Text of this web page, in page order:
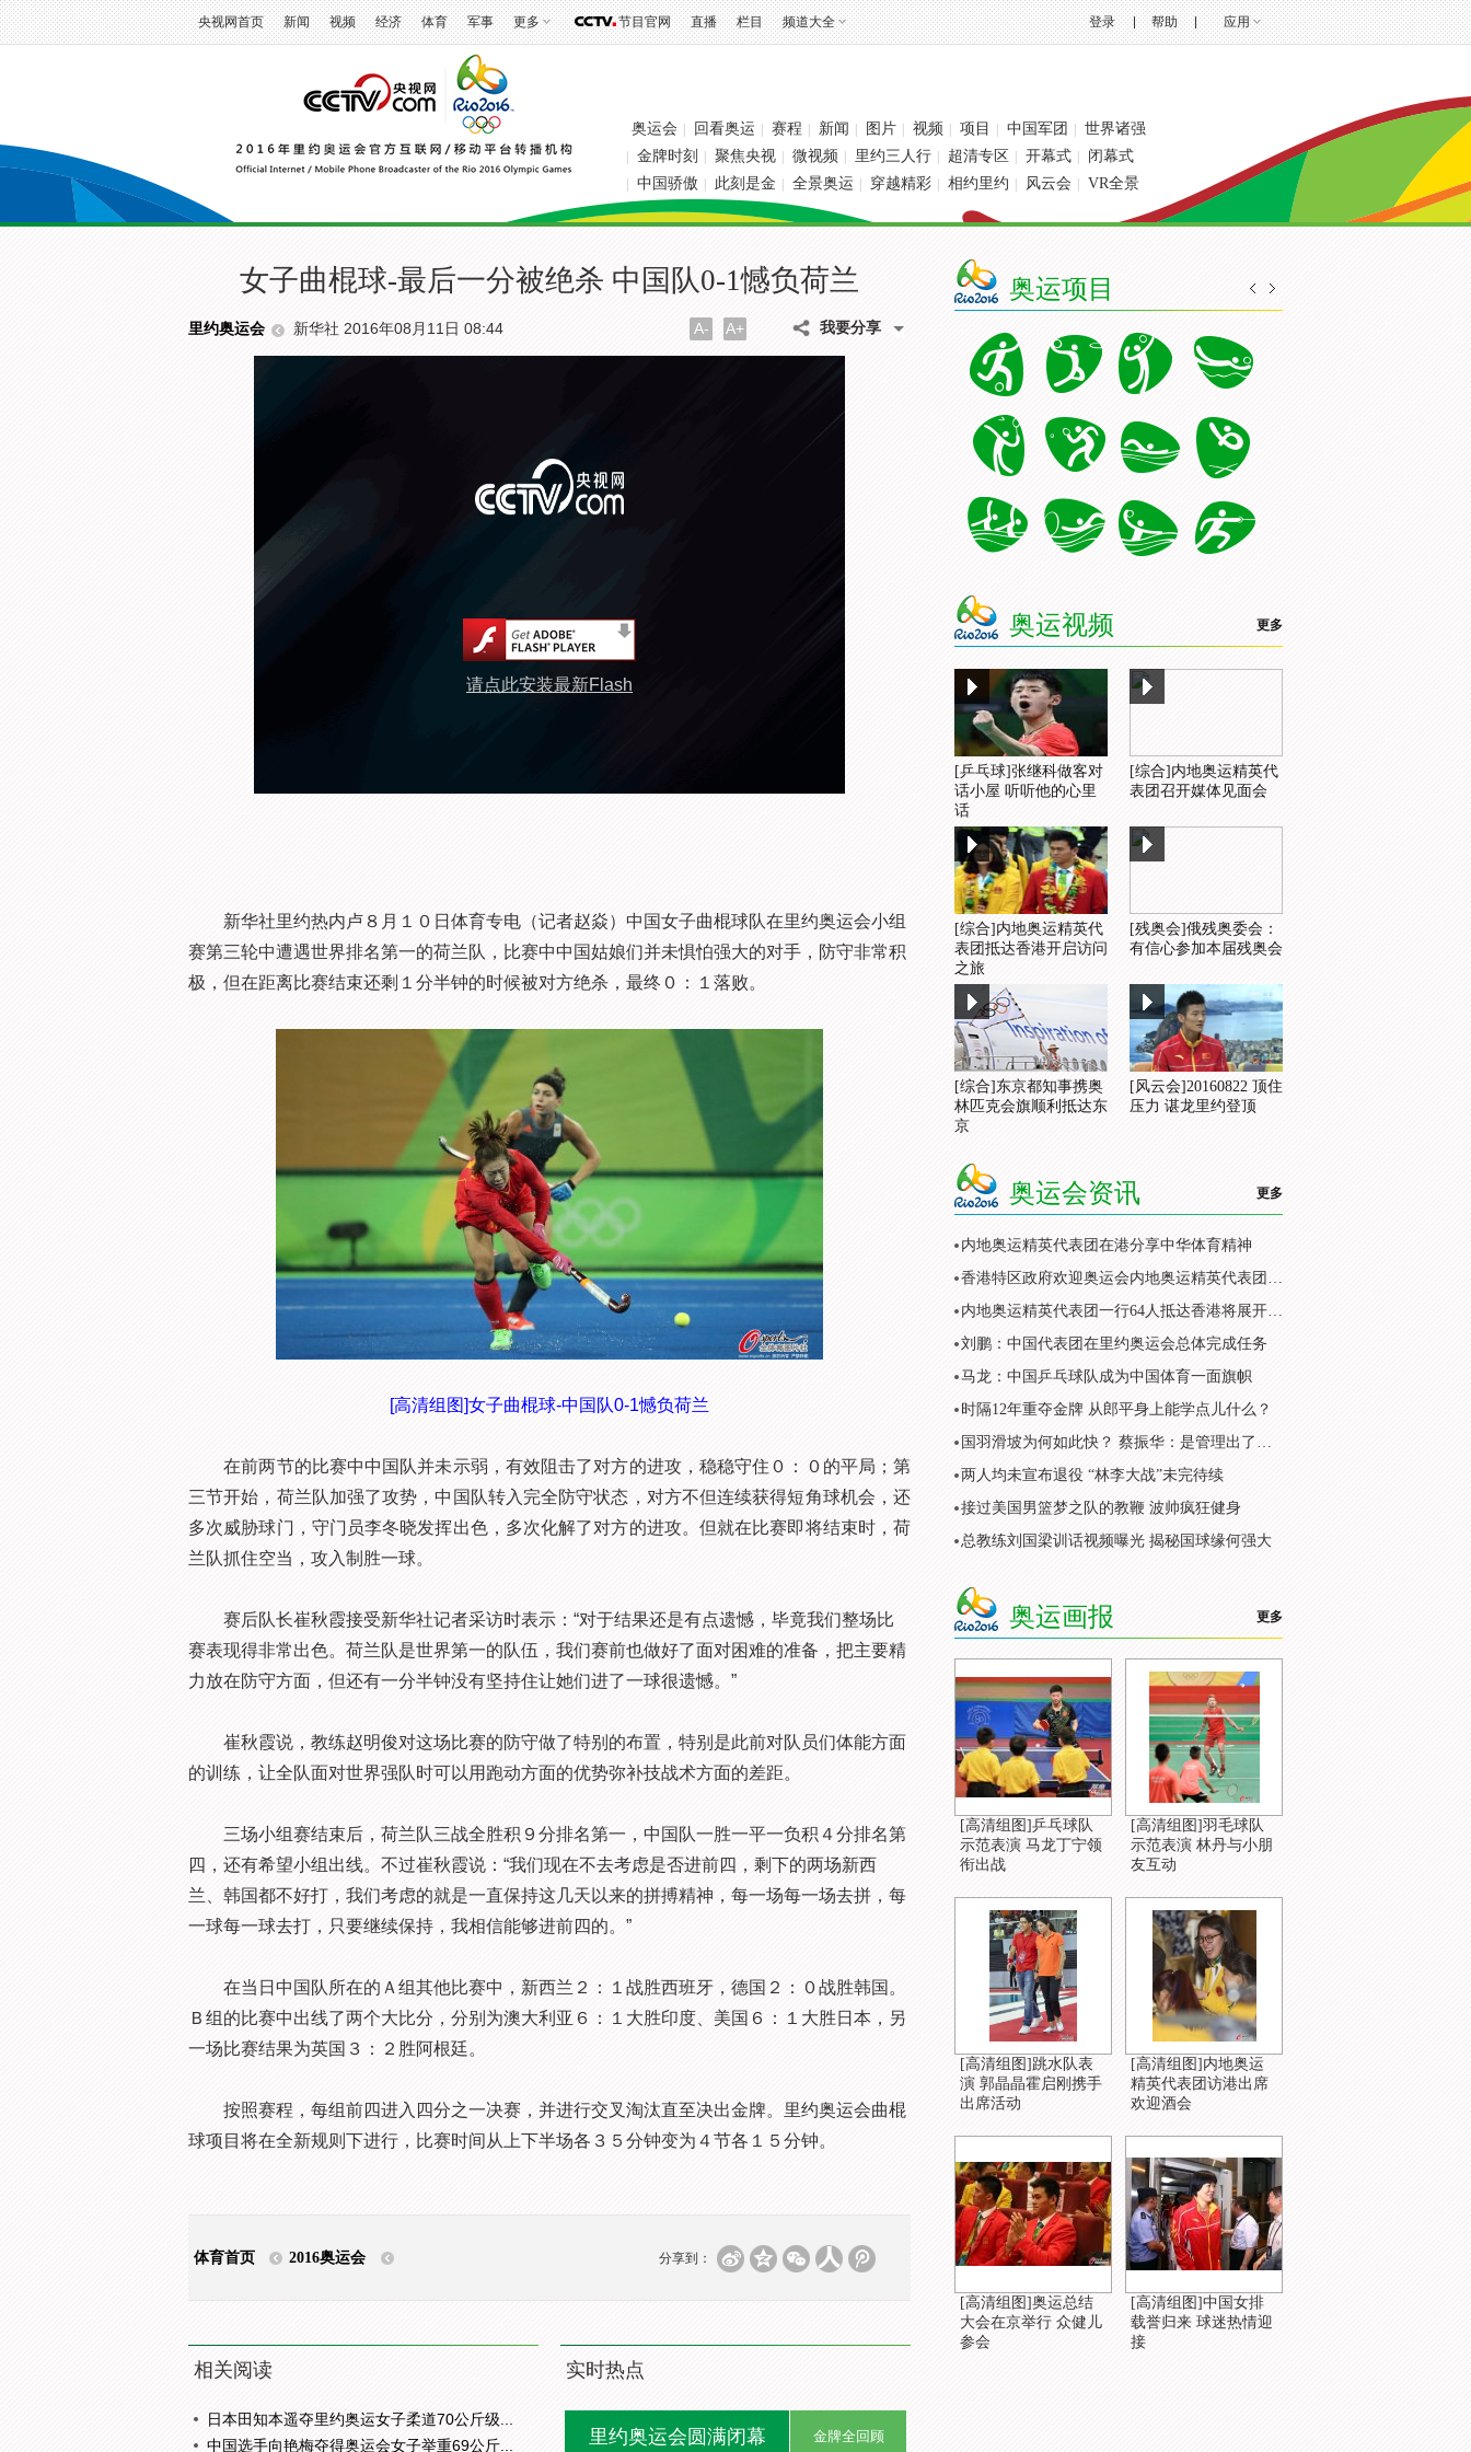
央视网首页 新闻 视频 经济 体育 军事 更多 节目官网 直播 栏目 频道大全 帮助 应用
登录
奥运会 回看奥运 赛程 新闻 图片 视频 项目 中国军团 世界诸强
金牌时刻 聚焦央视 微视频 里约三人行 超清专区 开幕式 闭幕式
中国骄傲 此刻是金 全景奥运 穿越精彩 相约里约 风云会 VR全景
女子曲棍球-最后一分被绝杀 中国队0-1憾负荷兰
里约奥运会 新华社 2016年08月11日 08:44 A- A+ 我要分享
请点此安装最新Flash
新华社里约热内卢８月１０日体育专电（记者赵焱）中国女子曲棍球队在里约奥运会小组
赛第三轮中遭遇世界排名第一的荷兰队，比赛中中国姑娘们并未惧怕强大的对手，防守非常积
极，但在距离比赛结束还剩１分半钟的时候被对方绝杀，最终０：１落败。
[高清组图]女子曲棍球-中国队0-1憾负荷兰
在前两节的比赛中中国队并未示弱，有效阻击了对方的进攻，稳稳守住０：０的平局；第
三节开始，荷兰队加强了攻势，中国队转入完全防守状态，对方不但连续获得短角球机会，还
多次威胁球门，守门员李冬晓发挥出色，多次化解了对方的进攻。但就在比赛即将结束时，荷
兰队抓住空当，攻入制胜一球。
赛后队长崔秋霞接受新华社记者采访时表示：“对于结果还是有点遗憾，毕竟我们整场比
赛表现得非常出色。荷兰队是世界第一的队伍，我们赛前也做好了面对困难的准备，把主要精
力放在防守方面，但还有一分半钟没有坚持住让她们进了一球很遗憾。”
崔秋霞说，教练赵明俊对这场比赛的防守做了特别的布置，特别是此前对队员们体能方面
的训练，让全队面对世界强队时可以用跑动方面的优势弥补技战术方面的差距。
三场小组赛结束后，荷兰队三战全胜积９分排名第一，中国队一胜一平一负积４分排名第
四，还有希望小组出线。不过崔秋霞说：“我们现在不去考虑是否进前四，剩下的两场新西
兰、韩国都不好打，我们考虑的就是一直保持这几天以来的拼搏精神，每一场每一场去拼，每
一球每一球去打，只要继续保持，我相信能够进前四的。”
在当日中国队所在的Ａ组其他比赛中，新西兰２：１战胜西班牙，德国２：０战胜韩国。
Ｂ组的比赛中出线了两个大比分，分别为澳大利亚６：１大胜印度、美国６：１大胜日本，另
一场比赛结果为英国３：２胜阿根廷。
按照赛程，每组前四进入四分之一决赛，并进行交叉淘汰直至决出金牌。里约奥运会曲棍
球项目将在全新规则下进行，比赛时间从上下半场各３５分钟变为４节各１５分钟。
体育首页 2016奥运会 分享到：
相关阅读
日本田知本遥夺里约奥运女子柔道70公斤级...
中国选手向艳梅夺得奥运会女子举重69公斤...
实时热点
里约奥运会圆满闭幕 金牌全回顾
奥运项目
奥运视频 更多
[乒乓球]张继科做客对
话小屋 听听他的心里
话
[综合]内地奥运精英代
表团召开媒体见面会
[综合]内地奥运精英代
表团抵达香港开启访问
之旅
[残奥会]俄残奥委会：
有信心参加本届残奥会
[综合]东京都知事携奥
林匹克会旗顺利抵达东
京
[风云会]20160822 顶住
压力 谌龙里约登顶
奥运会资讯 更多
内地奥运精英代表团在港分享中华体育精神
香港特区政府欢迎奥运会内地奥运精英代表团访港
内地奥运精英代表团一行64人抵达香港将展开访问
刘鹏：中国代表团在里约奥运会总体完成任务
马龙：中国乒乓球队成为中国体育一面旗帜
时隔12年重夺金牌 从郎平身上能学点儿什么？
国羽滑坡为何如此快？ 蔡振华：是管理出了问题
两人均未宣布退役 “林李大战”未完待续
接过美国男篮梦之队的教鞭 波帅疯狂健身
总教练刘国梁训话视频曝光 揭秘国球缘何强大
奥运画报 更多
[高清组图]乒乓球队
示范表演 马龙丁宁领
衔出战
[高清组图]羽毛球队
示范表演 林丹与小朋
友互动
[高清组图]跳水队表
演 郭晶晶霍启刚携手
出席活动
[高清组图]内地奥运
精英代表团访港出席
欢迎酒会
[高清组图]奥运总结
大会在京举行 众健儿
参会
[高清组图]中国女排
载誉归来 球迷热情迎
接